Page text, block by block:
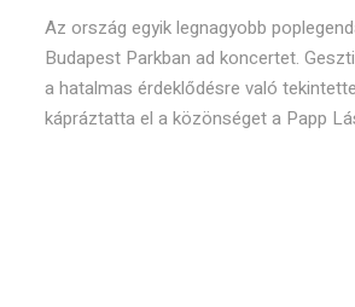
Az ország egyik legnagyobb
Budapest Parkban ad koncertet.
a hatalmas érdeklődésre való
kápráztatta el a közönséget a Papp